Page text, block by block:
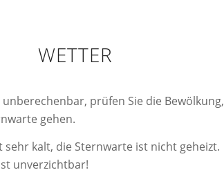
WETTER
prüfen Sie die Bewölkung,
gehen.
sehr kalt, die Sternwarte ist nicht geheizt.
unverzichtbar!